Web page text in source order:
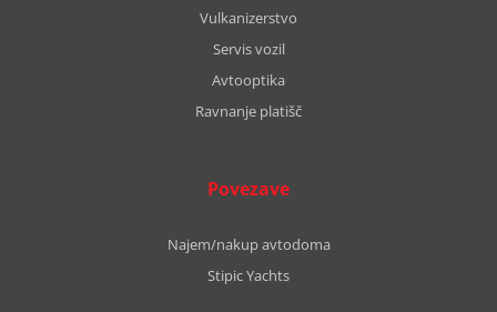
Vulkanizerstvo
Servis vozil
Avtooptika
Ravnanje platišč
Povezave
Najem/nakup avtodoma
Stipic Yachts